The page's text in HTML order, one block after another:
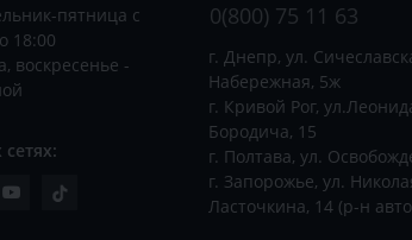
пятница с
18:00
воскресенье -
0(800) 75 11 63
г. Днепр, ул.
Набережная, 5ж
г. Кривой Рог,
Бородича, 15
г. Полтава, ул.
г. Запорожье, ул.
Ласточкина, 14 (р-н